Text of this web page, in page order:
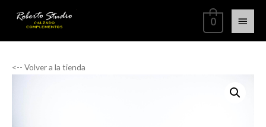
0
<-- Volver a la tienda